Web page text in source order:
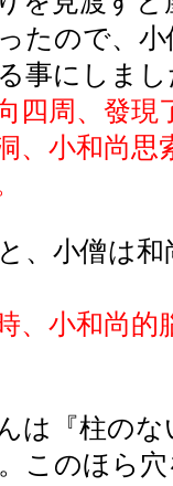
たので、
事にしま
四周、發現
、小和尚思
、小僧は
、小和尚的
んは『柱の
このほら